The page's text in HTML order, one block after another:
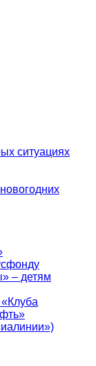
ситуациях
– детям